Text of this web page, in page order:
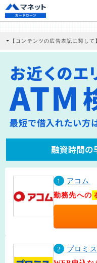
【コンテンツの広告表記に関して
社に対して企業から紹介報酬が支
商品を根拠なくPRするものではな
どに基づき、公平性を担保した情報
>提携企業一覧
1
アコム
勤務先への
2
プロミス